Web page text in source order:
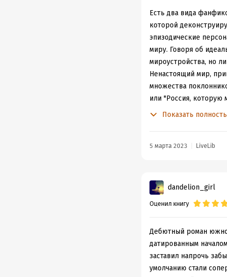
Есть два вида
которой
эпизодические
миру. Говоря об
мироустройства, но
Ненастоящий мир,
множества
или "Россия, которую
хрустом французской
просвещенная
правит дух музыки
Инишерина",
В этом странном мире
рок, поп, кантри,
Культурный досуг
посещениям
стиль и
Показать
5 марта 2023 LiveLib
dandelion_girl
Оценил книгу
Дебютный роман
датированным
заставил напрочь
умолчанию стали